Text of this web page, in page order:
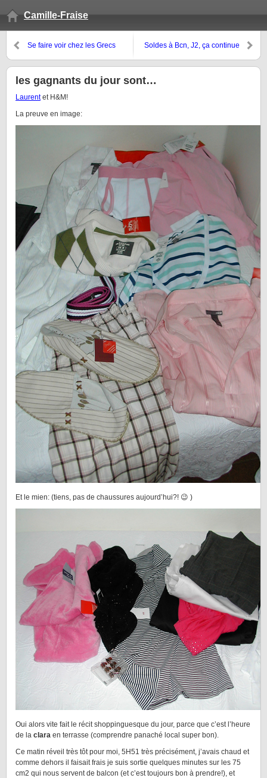
Camille-Fraise
Se faire voir chez les Grecs Soldes à Bcn, J2, ça continue
les gagnants du jour sont…
Laurentet H&M!
La preuve en image:
Et le mien: (tiens, pas de chaussures aujourd’hui?! 😉 )
Oui alors vite fait le récit shoppinguesque du jour, parce que c’est l’heure
de la clara en terrasse (comprendre panaché local super bon).
Ce matin réveil très tôt pour moi, 5H51 très précisément, j’avais chaud et
comme dehors il faisait frais je suis sortie quelques minutes sur les 75
cm2 qui nous servent de balcon (et c’est toujours bon à prendre!), et